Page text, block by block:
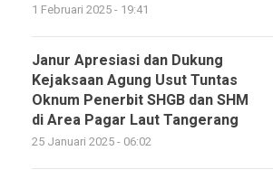
1 Februari 2025 - 19:41
Janur Apresiasi dan Dukung
Kejaksaan Agung Usut Tuntas
Oknum Penerbit SHGB dan SHM
di Area Pagar Laut Tangerang
25 Januari 2025 - 06:02